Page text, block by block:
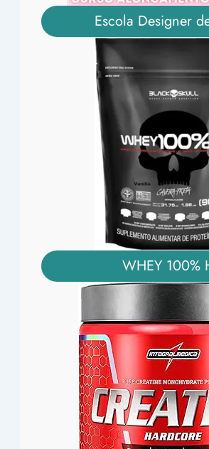
Escola Designer
WHEY 100%